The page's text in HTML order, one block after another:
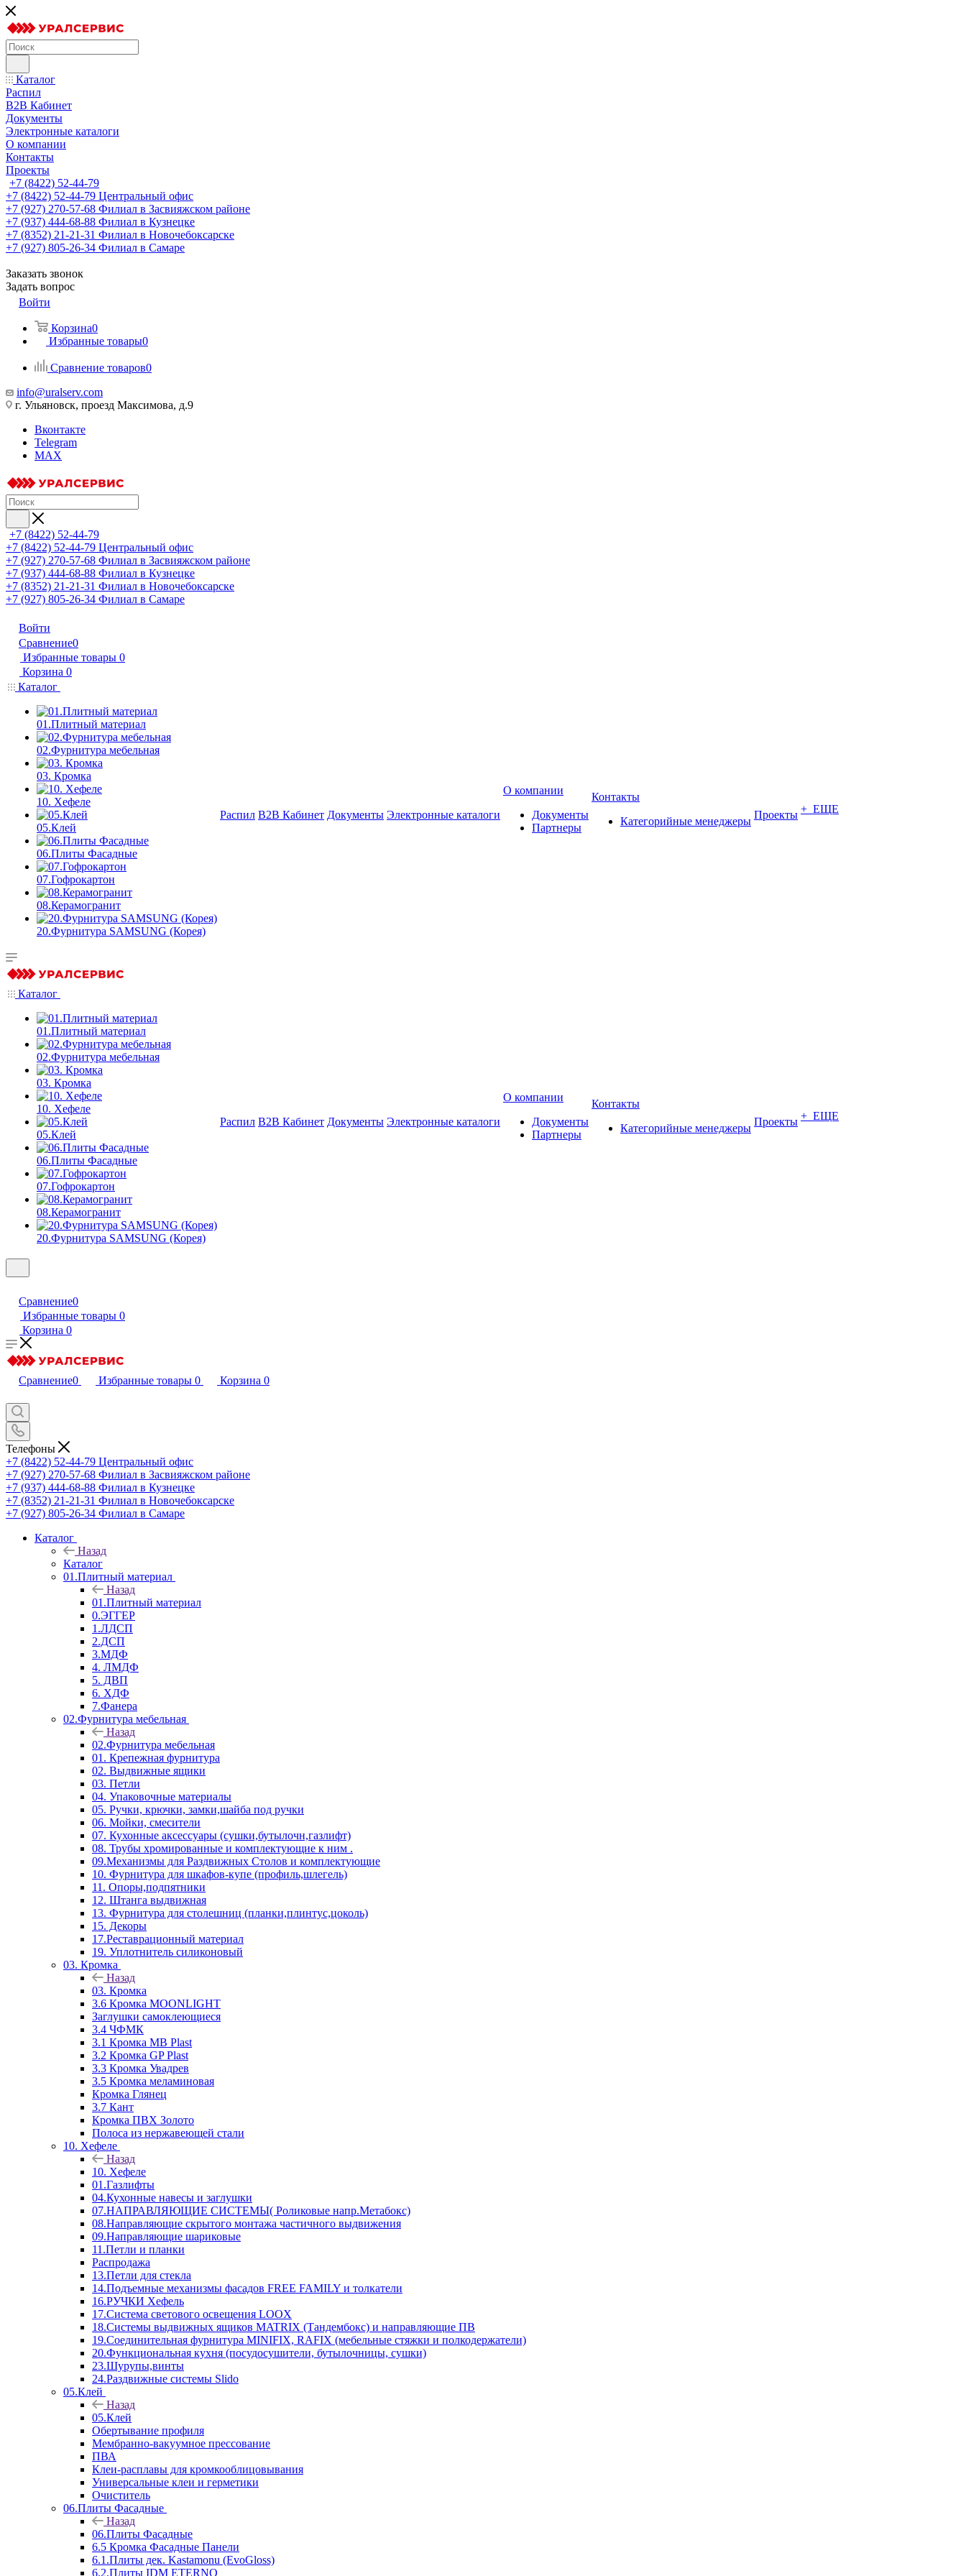
Каталог
Распил
B2B Кабинет
Документы
Электронные каталоги
О компании
Контакты
Проекты
+7 (8422) 52-44-79
+7 (8422) 52-44-79 Центральный офис
+7 (927) 270-57-68 Филиал в Засвияжском районе
+7 (937) 444-68-88 Филиал в Кузнецке
+7 (8352) 21-21-31 Филиал в Новочебоксарске
+7 (927) 805-26-34 Филиал в Самаре
Заказать звонок
Задать вопрос
Войти
Корзина0
Избранные товары0
Сравнение товаров0
info@uralserv.com
г. Ульяновск, проезд Максимова, д.9
Вконтакте
Telegram
MAX
+7 (8422) 52-44-79
+7 (8422) 52-44-79 Центральный офис
+7 (927) 270-57-68 Филиал в Засвияжском районе
+7 (937) 444-68-88 Филиал в Кузнецке
+7 (8352) 21-21-31 Филиал в Новочебоксарске
+7 (927) 805-26-34 Филиал в Самаре
Войти
Сравнение0
Избранные товары 0
Корзина 0
Каталог
01.Плитный материал
02.Фурнитура мебельная
03. Кромка
10. Хефеле
05.Клей
06.Плиты Фасадные
07.Гофрокартон
08.Керамогранит
20.Фурнитура SAMSUNG (Корея)
Распил B2B Кабинет Документы Электронные каталоги
О компании
Документы
Партнеры
Контакты
Категорийные менеджеры
Проекты + ЕЩЕ
Каталог
01.Плитный материал
02.Фурнитура мебельная
03. Кромка
10. Хефеле
05.Клей
06.Плиты Фасадные
07.Гофрокартон
08.Керамогранит
20.Фурнитура SAMSUNG (Корея)
Распил B2B Кабинет Документы Электронные каталоги
О компании
Документы
Партнеры
Контакты
Категорийные менеджеры
Проекты + ЕЩЕ
Сравнение0
Избранные товары 0
Корзина 0
Сравнение0 Избранные товары 0 Корзина 0
Телефоны
+7 (8422) 52-44-79 Центральный офис
+7 (927) 270-57-68 Филиал в Засвияжском районе
+7 (937) 444-68-88 Филиал в Кузнецке
+7 (8352) 21-21-31 Филиал в Новочебоксарске
+7 (927) 805-26-34 Филиал в Самаре
Каталог
Назад
Каталог
01.Плитный материал
Назад
01.Плитный материал
0.ЭГГЕР
1.ЛДСП
2.ДСП
3.МДФ
4. ЛМДФ
5. ДВП
6. ХДФ
7.Фанера
02.Фурнитура мебельная
Назад
02.Фурнитура мебельная
01. Крепежная фурнитура
02. Выдвижные ящики
03. Петли
04. Упаковочные материалы
05. Ручки, крючки, замки,шайба под ручки
06. Мойки, смесители
07. Кухонные аксессуары (сушки,бутылочн,газлифт)
08. Трубы хромированные и комплектующие к ним .
09.Механизмы для Раздвижных Столов и комплектующие
10. Фурнитура для шкафов-купе (профиль,шлегель)
11. Опоры,подпятники
12. Штанга выдвижная
13. Фурнитура для столешниц (планки,плинтус,цоколь)
15. Декоры
17.Реставрационный материал
19. Уплотнитель силиконовый
03. Кромка
Назад
03. Кромка
3.6 Кромка MOONLIGHT
Заглушки самоклеющиеся
3.4 ЧФМК
3.1 Кромка MB Plast
3.2 Кромка GP Plast
3.3 Кромка Увадрев
3.5 Кромка меламиновая
Кромка Глянец
3.7 Кант
Кромка ПВХ Золото
Полоса из нержавеющей стали
10. Хефеле
Назад
10. Хефеле
01.Газлифты
04.Кухонные навесы и заглушки
07.НАПРАВЛЯЮЩИЕ СИСТЕМЫ( Роликовые напр.Метабокс)
08.Направляющие скрытого монтажа частичного выдвижения
09.Направляющие шариковые
11.Петли и планки
Распродажа
13.Петли для стекла
14.Подъемные механизмы фасадов FREE FAMILY и толкатели
16.РУЧКИ Хефель
17.Система светового освещения LOOX
18.Системы выдвижных ящиков MATRIX (Тандембокс) и направляющие ПВ
19.Соединительная фурнитура MINIFIX, RAFIX (мебельные стяжки и полкодержатели)
20.Функциональная кухня (посудосушители, бутылочницы, сушки)
23.Шурупы,винты
24.Раздвижные системы Slido
05.Клей
Назад
05.Клей
Обертывание профиля
Мембранно-вакуумное прессование
ПВА
Клеи-расплавы для кромкооблицовывания
Универсальные клеи и герметики
Очиститель
06.Плиты Фасадные
Назад
06.Плиты Фасадные
6.5 Кромка Фасадные Панели
6.1.Плиты дек. Kastamonu (EvoGloss)
6.2.Плиты IDM ETERNO